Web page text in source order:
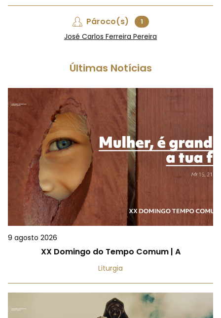
Pároco(s) 1
José Carlos Ferreira Pereira
Últimas Notícias
9 agosto 2026
XX Domingo do Tempo Comum | A
Liturgia